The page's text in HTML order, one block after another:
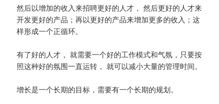
然后以增加的收入来招聘更好的人才， 然后更好的人才来
开发更好的产品；再以更好的产品来增加更多的收入；这
样形成一个正循环。
有了好的人才， 就需要一个好的工作模式和气氛，只要按
照这种好的氛围一直运转， 就可以减小大量的管理时间。
增长是一个长期的目标，需要有一个长期的规划。